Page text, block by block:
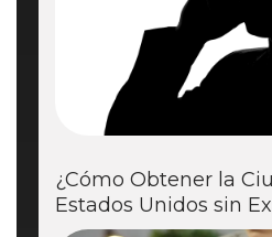
¿Cómo Obtener la
Estados Unidos sin